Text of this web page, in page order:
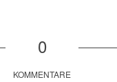
0
KOMMENTARE